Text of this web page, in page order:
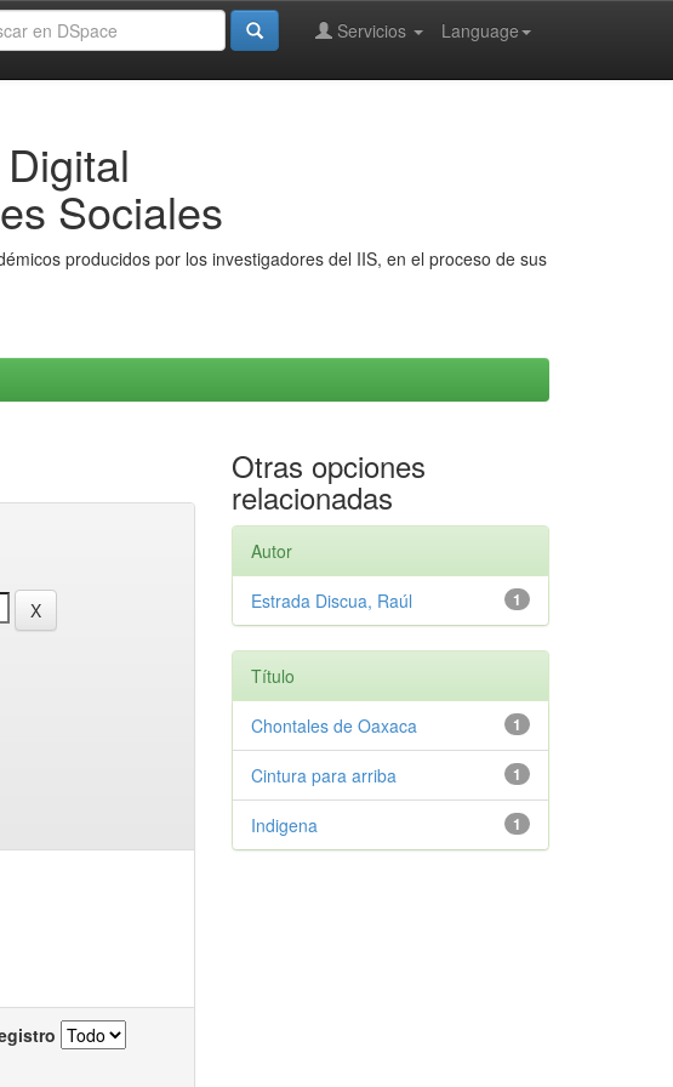
Language
Servicios
Sociales
producidos por los investigadores del IIS, en el proceso de sus
Otras opciones
relacionadas
Autor
1
Estrada Discua, Raúl
Título
1
Chontales de Oaxaca
1
Cintura para arriba
1
Indigena